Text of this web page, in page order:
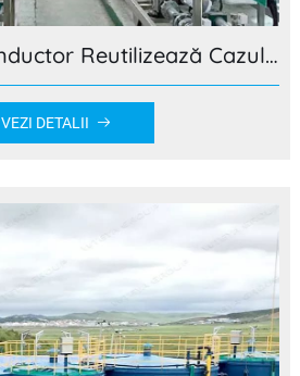
2300t/d Semiconductor Reutilizează Cazul proiectului de tratare a apei
VEZI DETALII